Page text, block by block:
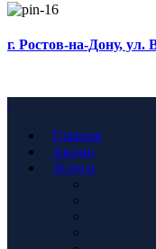
г. Ростов-на-Дону, ул.
Главная
Акции
Услуги